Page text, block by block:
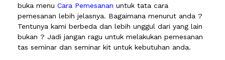
buka menu Cara Pemesanan untuk tata cara
pemesanan lebih jelasnya. Bagaimana menurut anda ?
Tentunya kami berbeda dan lebih unggul dari yang lain
bukan ? Jadi jangan ragu untuk melakukan pemesanan
tas seminar dan seminar kit untuk kebutuhan anda.